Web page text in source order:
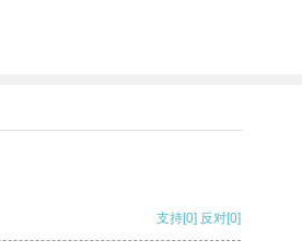
支持[0] 反对[0]